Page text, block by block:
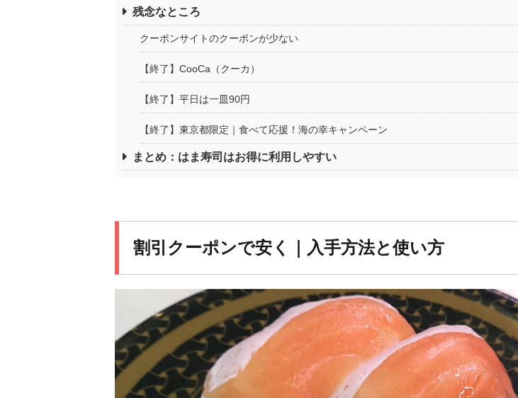
残念なところ
クーポンサイトのクーポンが少ない
【終了】CooCa（クーカ）
【終了】平日は一皿90円
【終了】東京都限定｜食べて応援！海の幸キャンペーン
まとめ：はま寿司はお得に利用しやすい
割引クーポンで安く｜入手方法と使い方